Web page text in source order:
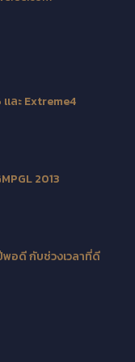
ละ Extreme4
2013
พอดี กับช่วงเวลาที่ดี